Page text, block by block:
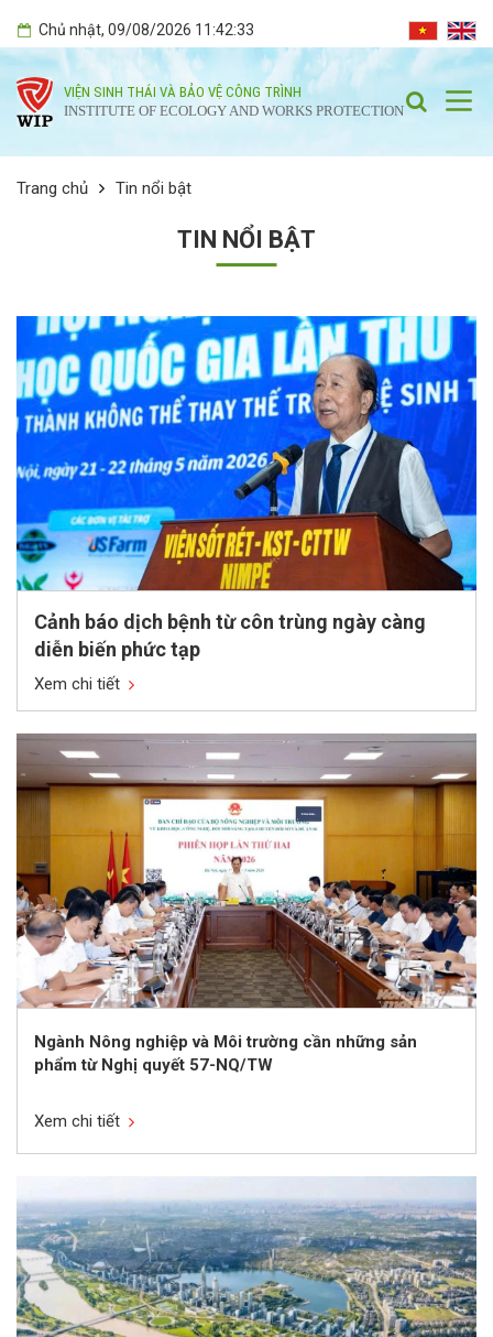
Chủ nhật, 09/08/2026 11:42:34
VIỆN SINH THÁI VÀ BẢO VỆ CÔNG TRÌNH
INSTITUTE OF ECOLOGY AND WORKS PROTECTION
Trang chủ Tin nổi bật
TIN NỔI BẬT
Cảnh báo dịch bệnh từ côn trùng ngày càng
diễn biến phức tạp
Xem chi tiết
Ngành Nông nghiệp và Môi trường cần những sản
phẩm từ Nghị quyết 57-NQ/TW
Xem chi tiết